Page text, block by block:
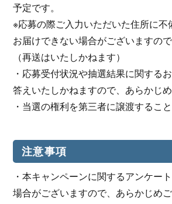
予定です。
※応募の際ご入力いただいた住所に不
お届けできない場合がございますの
（再送はいたしかねます）
・応募受付状況や抽選結果に関する
答えいたしかねますので、あらかじめ
・当選の権利を第三者に譲渡するこ
注意事項
・本キャンペーンに関するアンケー
場合がございますので、あらかじめご